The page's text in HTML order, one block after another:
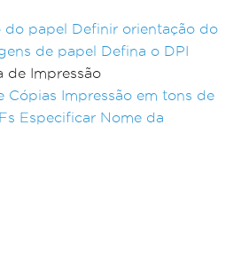
do papel Definir orientação do
de papel Defina o DPI
de Impressão
Cópias Impressão em tons de
Especificar Nome da